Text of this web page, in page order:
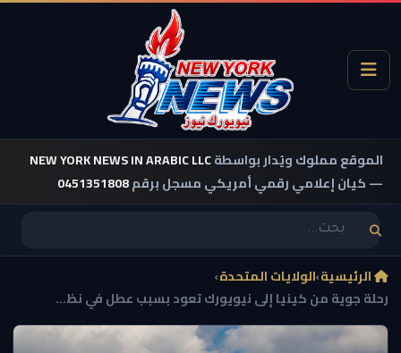
الموقع مملوك ويُدار بواسطةNEW YORK NEWS IN ARABIC LLC
— كيان إعلامي رقمي أمريكي مسجل برقم0451351808
الرئيسية›الولايات المتحدة›
رحلة جوية من كينيا إلى نيويورك تعود بسبب عطل في نظ...